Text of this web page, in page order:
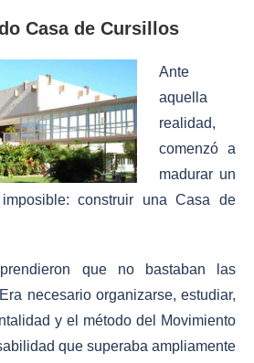
Casa de Cursillos
Ante
aquella
realidad,
comenzó a
madurar un
construir una Casa de
que no bastaban las
necesario organizarse, estudiar,
y el método del Movimiento
que superaba ampliamente